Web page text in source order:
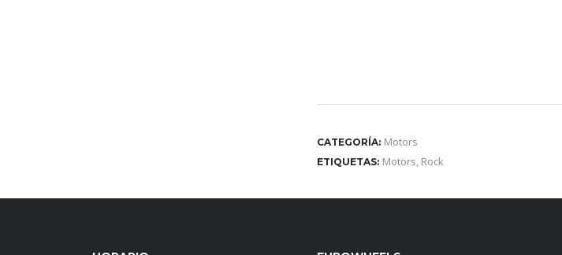
CATEGORÍA: Motors
ETIQUETAS: Motors, Rock